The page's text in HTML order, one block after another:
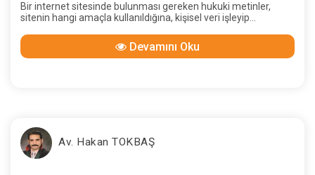
Bir internet sitesinde bulunması gereken hukuki metinler,
sitenin hangi amaçla kullanıldığına, kişisel veri işleyip
yürütüp yürütmediğine, üyelik sistemi olup olmadığına,
tüketiciyle mesafeli sözleşme kurup kurmadığına, ticari
Devamını Oku
Av. Hakan TOKBAŞ